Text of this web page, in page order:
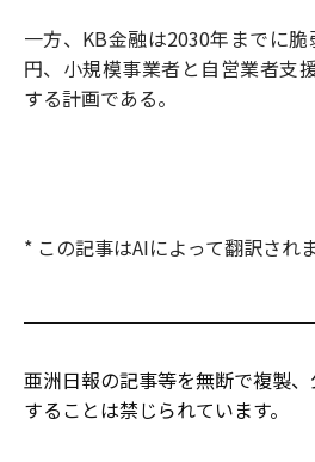
一方、KB金融は2030年までに
円、小規模事業者と自営業者支
する計画である。
* この記事はAIによって翻訳され
亜洲日報の記事等を無断で複製
することは禁じられています。